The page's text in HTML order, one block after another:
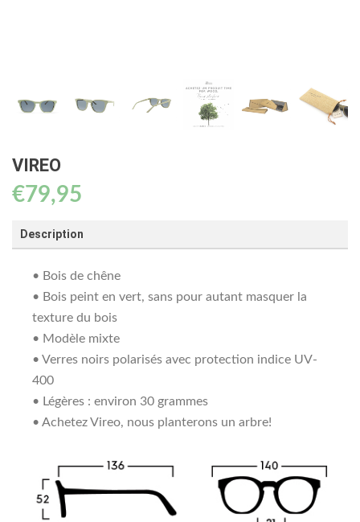
VIREO
€79,95
Description
• Bois de chêne
• Bois peint en vert, sans pour autant masquer la
texture du bois
• Modèle mixte
• Verres noirs polarisés avec protection indice UV-
400
• Légères : environ 30 grammes
• Achetez Vireo, nous planterons un arbre!